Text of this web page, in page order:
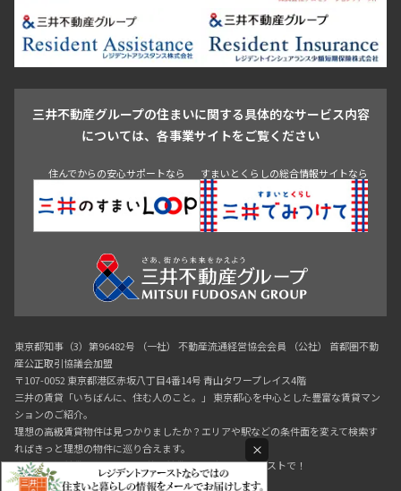
目白・高田馬場・早稲田
池尻大橋・三軒茶屋
祐天寺・学芸大学・自由が丘
駒沢・用賀・二子玉川
成城・砧
池袋・板橋・王子
青山 渋谷 東京・大手町 新宿 品川
目黒・中目黒
葛飾区
江戸川区
三井不動産グループの住まいに関する具体的なサービス内容
については、各事業サイトをご覧ください
住んでからの安心サポートなら すまいとくらしの総合情報サイトなら
東京都知事（3）第96482号 （一社） 不動産流通経営協会会員 （公社） 首都圏不動
産公正取引協議会加盟
〒107-0052 東京都港区赤坂八丁目4番14号 青山タワープレイス4階
三井の賃貸「いちばんに、住む人のこと。」 東京都心を中心とした豊富な賃貸マン
ションのご紹介。
理想の高級賃貸物件は見つかりましたか？エリアや駅などの条件面を変えて検索す
ればきっと理想の物件に巡り合えます。
都心の高級賃貸物件探しは[三井の賃貸]レジデントファーストで！
×